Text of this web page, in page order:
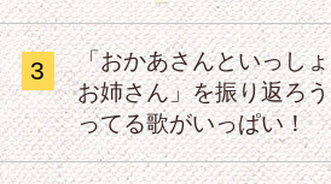
3
「おかあさんといっし
お姉さん」を振り返ろ
ってる歌がいっぱい！